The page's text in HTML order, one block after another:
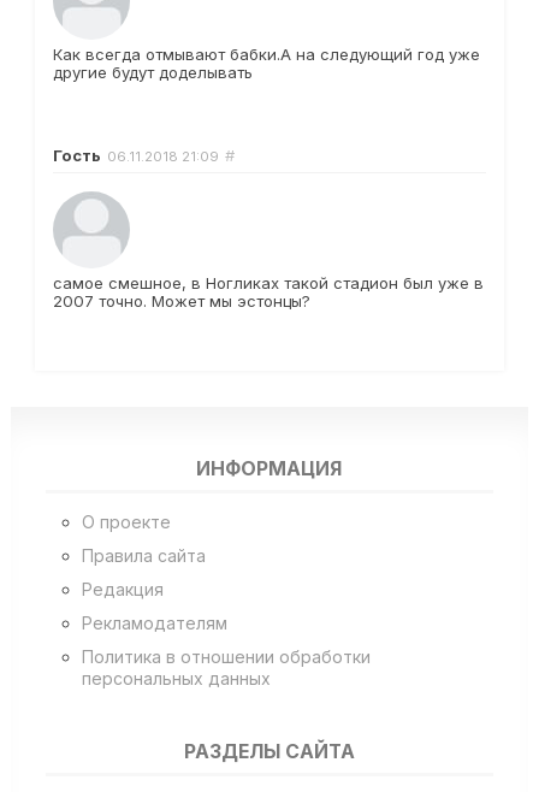
Как всегда отмывают бабки.А на следующий год уже
другие будут доделывать
Гость 06.11.2018 21:09 #
самое смешное, в Ногликах такой стадион был уже в
2007 точно. Может мы эстонцы?
ИНФОРМАЦИЯ
О проекте
Правила сайта
Редакция
Рекламодателям
Политика в отношении обработки
персональных данных
РАЗДЕЛЫ САЙТА